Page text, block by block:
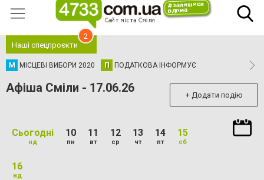
Наші спецпроєкти
2
М МІСЦЕВІ ВИБОРИ 2020 П ПОДАТКОВА ІНФОРМУЄ
Афіша Сміли - 17.06.26 + Додати подію
Сьогодні
нд
10
пн
11
вт
12
ср
13
чт
14
пт
15
сб
16
нд